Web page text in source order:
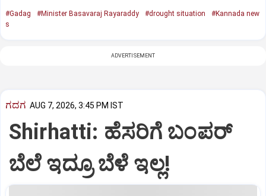
#Gadag #Minister Basavaraj Rayaraddy #drought situation
#Kannada new
s
ADVERTISEMENT
ಗದಗ AUG 7, 2026, 3:45 PM IST
Shirhatti: ಹೆಸರಿಗೆ ಬಂಪರ್
ಬೆಲೆ ಇದ್ರೂ ಬೆಳೆ ಇಲ್ಲ!